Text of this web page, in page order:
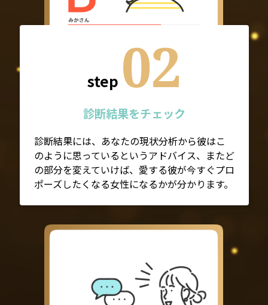
step 02
診断結果をチェック
診断結果には、あなたの現状分析から彼はこ
のように思っているというアドバイス、またど
の部分を変えていけば、愛する彼が今すぐプロ
ポーズしたくなる女性になるかが分かります。